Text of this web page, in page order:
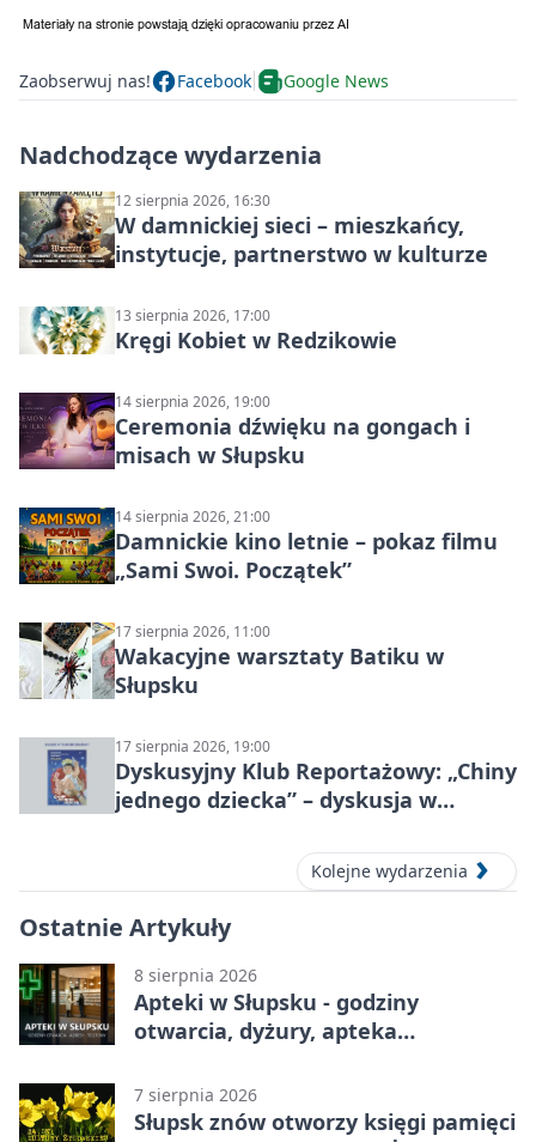
Zaobserwuj nas! Facebook Google News
Nadchodzące wydarzenia
12 sierpnia 2026, 16:30
W damnickiej sieci – mieszkańcy,
instytucje, partnerstwo w kulturze
13 sierpnia 2026, 17:00
Kręgi Kobiet w Redzikowie
14 sierpnia 2026, 19:00
Ceremonia dźwięku na gongach i
misach w Słupsku
14 sierpnia 2026, 21:00
Damnickie kino letnie – pokaz filmu
„Sami Swoi. Początek”
17 sierpnia 2026, 11:00
Wakacyjne warsztaty Batiku w
Słupsku
17 sierpnia 2026, 19:00
Dyskusyjny Klub Reportażowy: „Chiny
jednego dziecka” – dyskusja w
Kolejne wydarzenia
Ostatnie Artykuły
8 sierpnia 2026
Apteki w Słupsku - godziny
otwarcia, dyżury, apteka
7 sierpnia 2026
Słupsk znów otworzy księgi pamięci